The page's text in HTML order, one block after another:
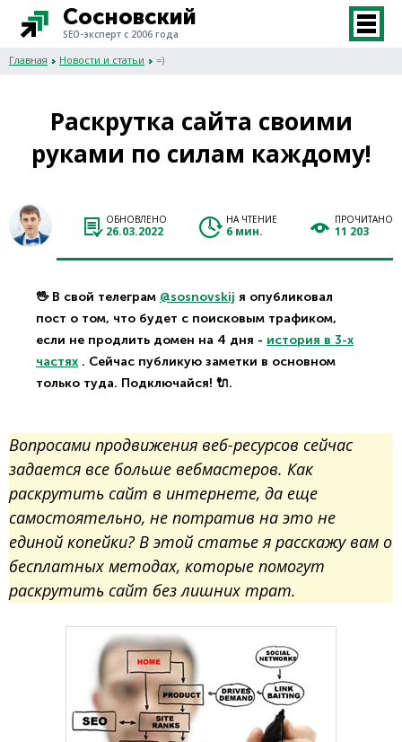
Сосновский
SEO-эксперт с 2006 года
Главная Новости и статьи =)
Раскрутка сайта своими
руками по силам каждому!
ОБНОВЛЕНО
26.03.2022
НА ЧТЕНИЕ
6 мин.
ПРОЧИТАНО
11 203
🖖 В свой телеграм @sosnovskij я опубликовал
пост о том, что будет с поисковым трафиком,
если не продлить домен на 4 дня - история в 3-х
частях . Сейчас публикую заметки в основном
только туда. Подключайся! 🔌.
Вопросами продвижения веб-ресурсов сейчас
задается все больше вебмастеров. Как
раскрутить сайт в интернете, да еще
самостоятельно, не потратив на это не
единой копейки? В этой статье я расскажу вам о
бесплатных методах, которые помогут
раскрутить сайт без лишних трат.